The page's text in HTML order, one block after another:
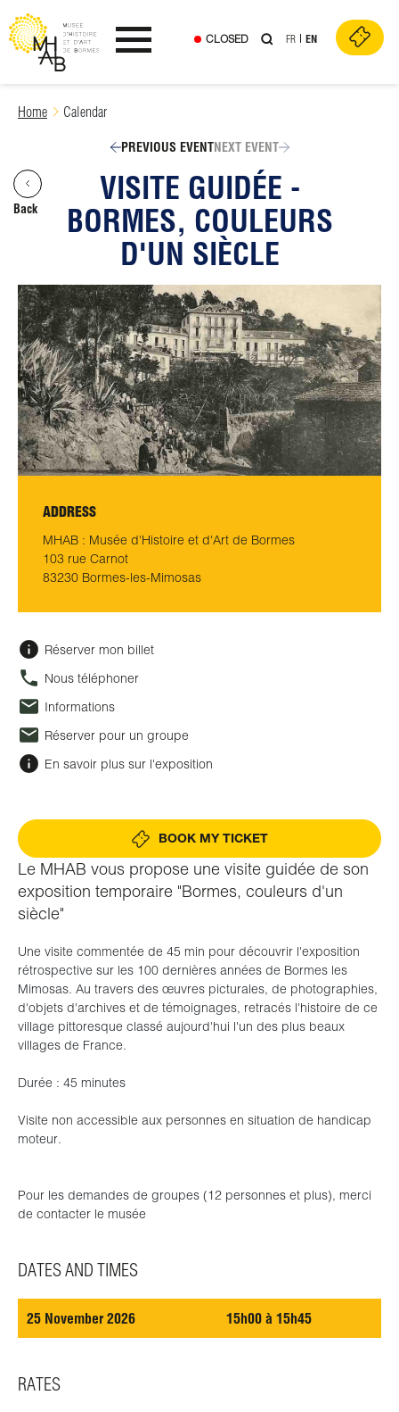
Skip
Ouvrir le menu
CLOSED FR EN
Home Calendar
Back
PREVIOUS EVENTNEXT EVENT
VISITE GUIDÉE -
BORMES, COULEURS
D'UN SIÈCLE
Le MHAB vous propose une visite guidée de son
exposition temporaire "Bormes, couleurs d'un
siècle"
Une visite commentée de 45 min pour découvrir l'exposition
rétrospective sur les 100 dernières années de Bormes les
Mimosas. Au travers des œuvres picturales, de photographies,
d'objets d'archives et de témoignages, retracés l'histoire de ce
village pittoresque classé aujourd'hui l'un des plus beaux
villages de France.
Durée : 45 minutes
Visite non accessible aux personnes en situation de handicap
moteur.
Pour les demandes de groupes (12 personnes et plus), merci
de contacter le musée
DATES AND TIMES
25 November 2026 15h00 à 15h45
RATES
ADDRESS
MHAB : Musée d'Histoire et d'Art de Bormes
103 rue Carnot
83230 Bormes-les-Mimosas
Réserver mon billet
Nous téléphoner
Informations
Réserver pour un groupe
En savoir plus sur l'exposition
BOOK MY TICKET